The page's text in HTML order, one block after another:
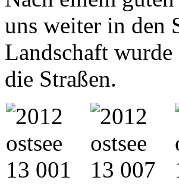
uns weiter in den
Landschaft
die Straßen.